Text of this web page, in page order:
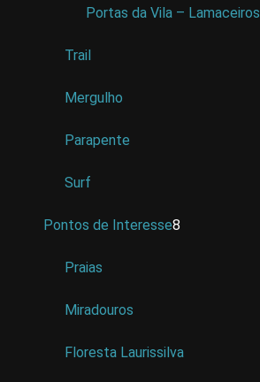
Portas da Vila – Lamaceiros
Trail
Mergulho
Parapente
Surf
Pontos de Interesse8
Praias
Miradouros
Floresta Laurissilva